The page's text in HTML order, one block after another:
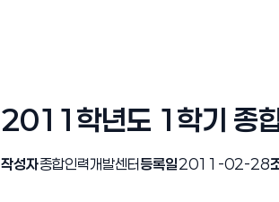
2011학년도 1학기 종
작성자종합인력개발센터등록일2011-02-28